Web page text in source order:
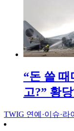
“돈 쓸
고?” 황
TWIG 연예·이슈·라